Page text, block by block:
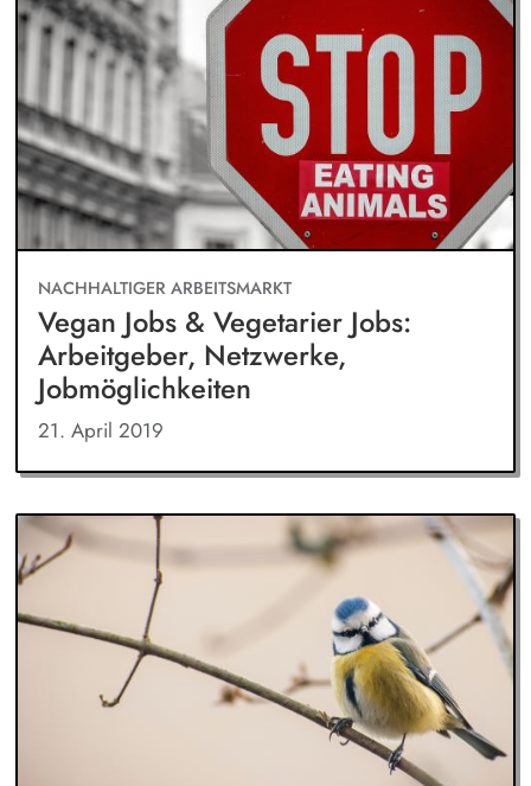
NACHHALTIGER ARBEITSMARKT
Vegan Jobs & Vegetarier Jobs:
Arbeitgeber, Netzwerke,
Jobmöglichkeiten
21. April 2019